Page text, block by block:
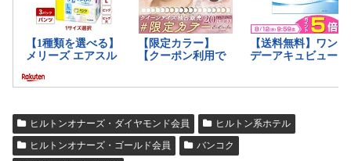
ヒルトンオナーズ・ダイヤモンド会員
ヒルトン系ホテル
ヒルトンオナーズ・ゴールド会員
バンコク